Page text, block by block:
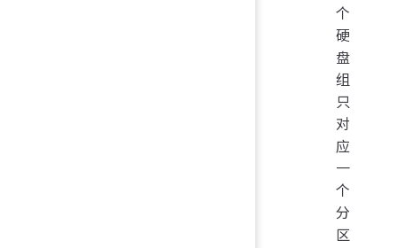
个
硬
盘
组
只
对
应
一
个
分
区